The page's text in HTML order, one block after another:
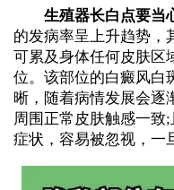
之外，
关。由
医院皮
疗，才
生殖器长白点要当心
的发病率呈上升趋势，
可累及身体任何皮肤区
位。该部位的白癜风白
晰，随着病情发展会逐
周围正常皮肤触感一致
症状，容易被忽视，一